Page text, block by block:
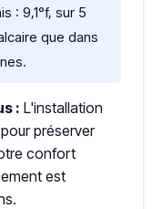
: 9,1°f, sur 5
que dans
: L'installation
préserver
confort
est